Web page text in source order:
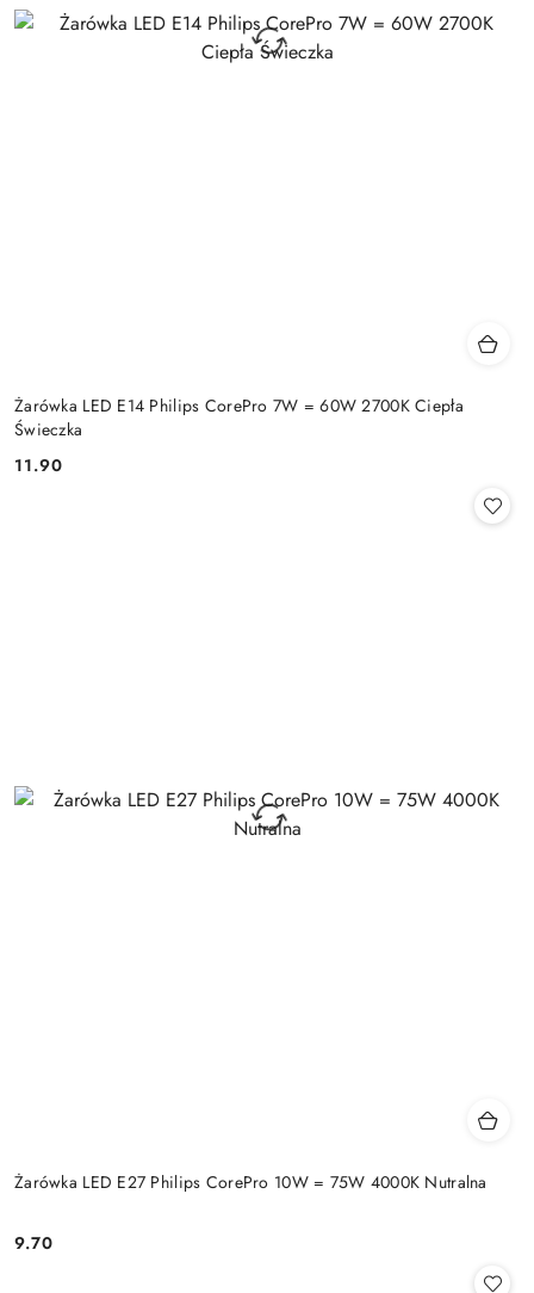
Żarówka LED E14 Philips CorePro 7W = 60W 2700K Ciepła
Świeczka
Cena:
11.90
Żarówka LED E27 Philips CorePro 10W = 75W 4000K Nutralna
Cena:
9.70